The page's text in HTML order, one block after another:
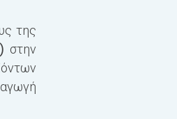
της
στην